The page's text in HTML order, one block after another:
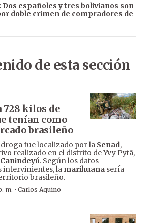
españoles y tres bolivianos son
doble crimen de compradores de
de esta sección
728 kilos de
tenían como
brasileño
fue localizado por la Senad,
realizado en el distrito de Yvy Pytã,
Canindeyú. Según los datos
intervinientes, la marihuana sería
brasileño.
m. · Carlos Aquino